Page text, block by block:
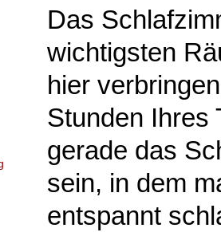
Das
wichtigsten
hier
Stunden Ihres
gerade das
sein, in dem
entspannt